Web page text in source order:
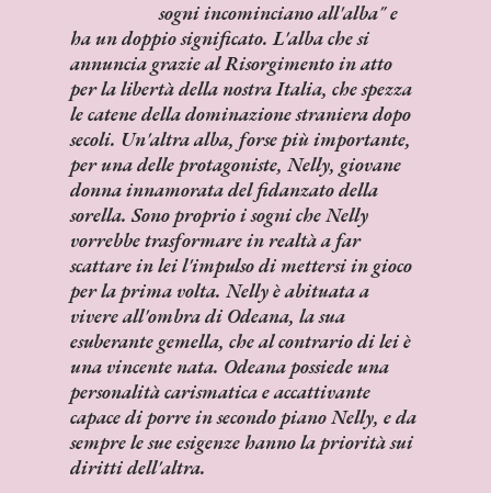
sogni incominciano all'alba"e
ha un doppio significato. L'alba che si
annuncia grazie al Risorgimento in atto
per la libertà della nostra Italia, che spezza
le catene della dominazione straniera dopo
secoli. Un'altra alba, forse più importante,
per una delle protagoniste, Nelly, giovane
donna innamorata del fidanzato della
sorella. Sono proprio i sogni che Nelly
vorrebbe trasformare in realtà a far
scattare in lei l'impulso di mettersi in gioco
per la prima volta. Nelly è abituata a
vivere all'ombra di Odeana, la sua
esuberante gemella, che al contrario di lei è
una vincente nata. Odeana possiede una
personalità carismatica e accattivante
capace di porre in secondo piano Nelly, e da
sempre le sue esigenze hanno la priorità sui
diritti dell'altra.